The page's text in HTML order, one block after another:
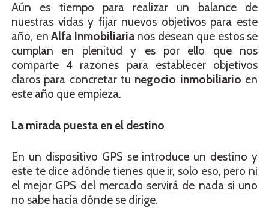
Aún es tiempo para realizar un balance de
nuestras vidas y fijar nuevos objetivos para este
año, en Alfa Inmobiliarianos desean que estos se
cumplan en plenitud y es por ello que nos
comparte 4 razones para establecer objetivos
claros para concretar tu negocio inmobiliario en
este año que empieza.
La mirada puesta en el destino
En un dispositivo GPS se introduce un destino y
este te dice adónde tienes que ir, solo eso, pero ni
el mejor GPS del mercado servirá de nada si uno
no sabe hacia dónde se dirige.